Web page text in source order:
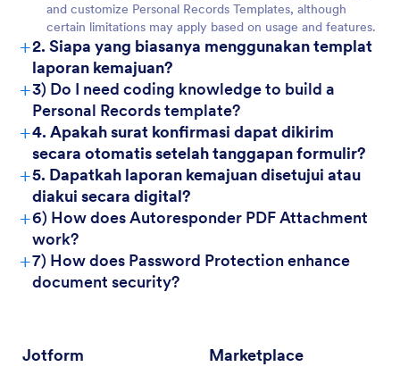
For Customers
and customize Personal Records Templates, although
certain limitations may apply based on usage and features.
+2. Siapa yang biasanya menggunakan templat
laporan kemajuan?
+3) Do I need coding knowledge to build a
Personal Records template?
+4. Apakah surat konfirmasi dapat dikirim
secara otomatis setelah tanggapan formulir?
+5. Dapatkah laporan kemajuan disetujui atau
diakui secara digital?
+6) How does Autoresponder PDF Attachment
work?
+7) How does Password Protection enhance
document security?
Jotform Marketplace